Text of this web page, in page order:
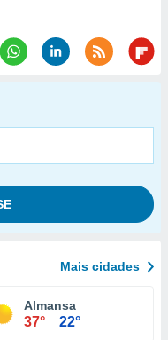
Mais cidades
Almansa
37° 22°